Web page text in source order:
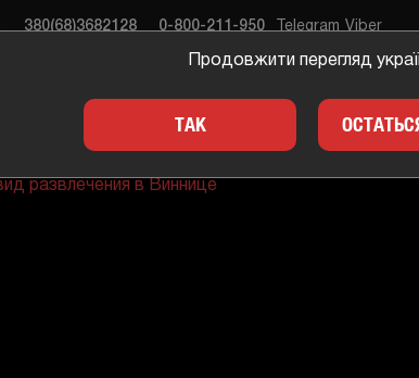
380(68)3682128 0-800-211-950 Telegram Viber
КВЕСТЫ ПОДАРКИ
развлечения в Виннице
Продовжити перегляд
ТАК